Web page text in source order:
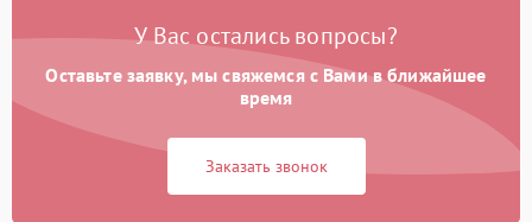
У Вас остались вопросы?
Оставьте заявку, мы свяжемся с Вами в ближайшее
время
Заказать звонок